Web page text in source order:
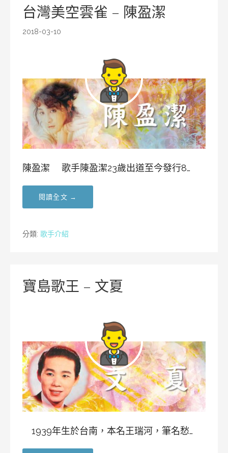
台灣美空雲雀 – 陳盈潔
2018-03-10
陳盈潔 歌手陳盈潔23歲出道至今發行8…
閱讀全文 →
分類: 歌手介紹
寶島歌王 – 文夏
1939年生於台南，本名王瑞河，筆名愁…